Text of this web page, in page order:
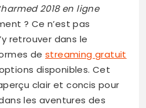
2018 en ligne
? Ce n’est pas
retrouver dans le
de streaming gratuit
disponibles. Cet
clair et concis pour
les aventures des